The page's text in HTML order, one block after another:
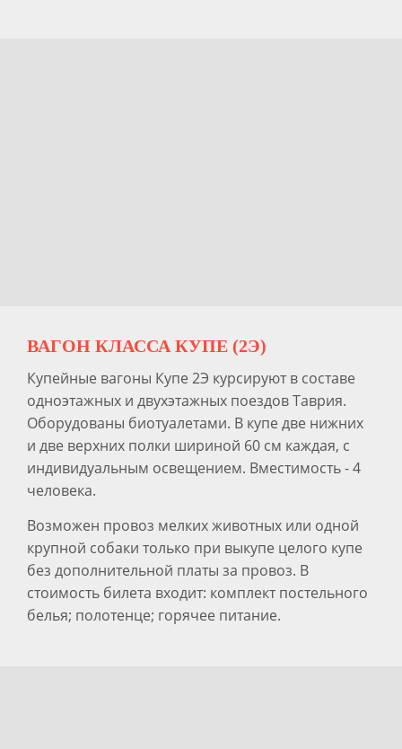
ВАГОН КЛАССА КУПЕ (2Э)
Купейные вагоны Купе 2Э курсируют в составе
одноэтажных и двухэтажных поездов Таврия.
Оборудованы биотуалетами. В купе две нижних
и две верхних полки шириной 60 см каждая, с
индивидуальным освещением. Вместимость - 4
человека.
Возможен провоз мелких животных или одной
крупной собаки только при выкупе целого купе
без дополнительной платы за провоз. В
стоимость билета входит: комплект постельного
белья; полотенце; горячее питание.